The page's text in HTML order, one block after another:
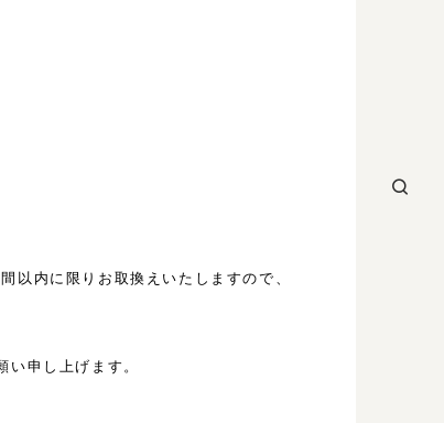
以内に限りお取換えいたしますので、
申し上げます。